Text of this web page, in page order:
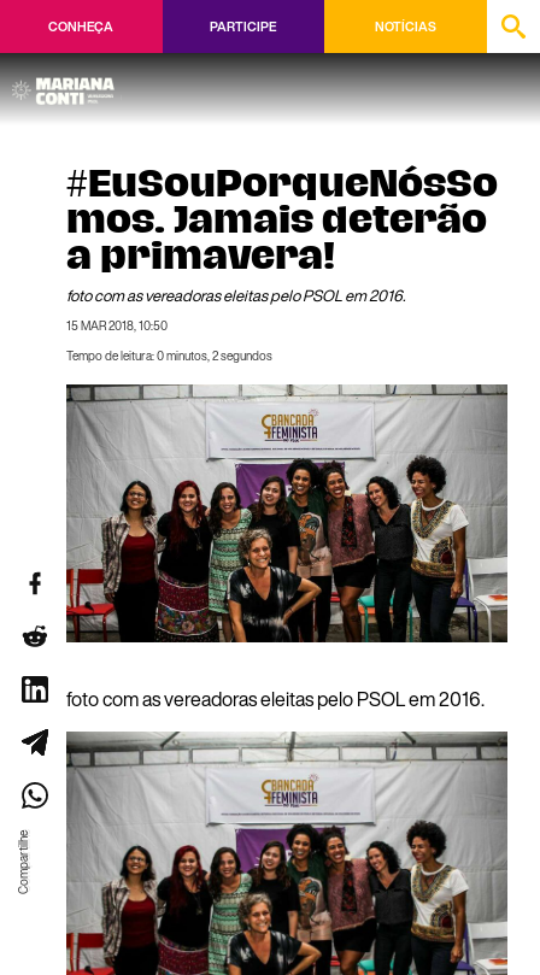
CONHEÇA PARTICIPE NOTÍCIAS
#EuSouPorqueNósSo
mos. Jamais deterão
a primavera!
foto com as vereadoras eleitas pelo PSOL em 2016.
15 MAR 2018, 10:50
Tempo de leitura: 0 minutos, 2 segundos
foto com as vereadoras eleitas pelo PSOL em 2016.